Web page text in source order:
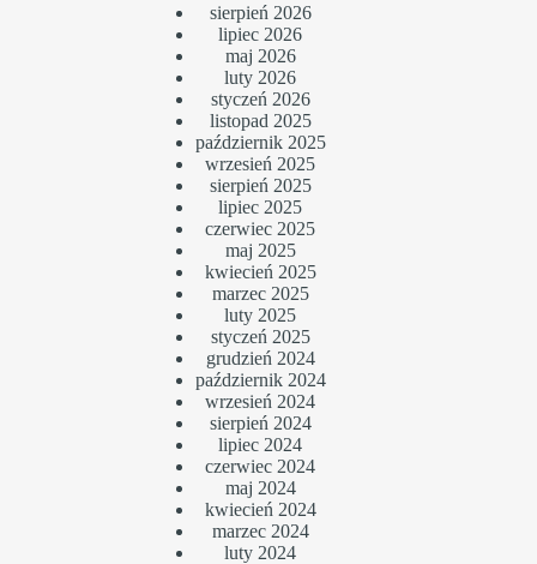
sierpień 2026
lipiec 2026
maj 2026
luty 2026
styczeń 2026
listopad 2025
październik 2025
wrzesień 2025
sierpień 2025
lipiec 2025
czerwiec 2025
maj 2025
kwiecień 2025
marzec 2025
luty 2025
styczeń 2025
grudzień 2024
październik 2024
wrzesień 2024
sierpień 2024
lipiec 2024
czerwiec 2024
maj 2024
kwiecień 2024
marzec 2024
luty 2024